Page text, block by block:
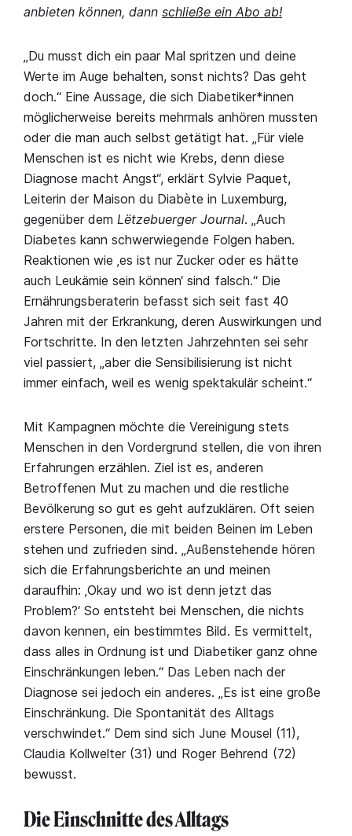
anbieten können, dann schließe ein Abo ab!
„Du musst dich ein paar Mal spritzen und deine
Werte im Auge behalten, sonst nichts? Das geht
doch.“ Eine Aussage, die sich Diabetiker*innen
möglicherweise bereits mehrmals anhören mussten
oder die man auch selbst getätigt hat. „Für viele
Menschen ist es nicht wie Krebs, denn diese
Diagnose macht Angst“, erklärt Sylvie Paquet,
Leiterin der Maison du Diabète in Luxemburg,
gegenüber dem Lëtzebuerger Journal. „Auch
Diabetes kann schwerwiegende Folgen haben.
Reaktionen wie ‚es ist nur Zucker oder es hätte
auch Leukämie sein können‘ sind falsch.“ Die
Ernährungsberaterin befasst sich seit fast 40
Jahren mit der Erkrankung, deren Auswirkungen und
Fortschritte. In den letzten Jahrzehnten sei sehr
viel passiert, „aber die Sensibilisierung ist nicht
immer einfach, weil es wenig spektakulär scheint.“
Mit Kampagnen möchte die Vereinigung stets
Menschen in den Vordergrund stellen, die von ihren
Erfahrungen erzählen. Ziel ist es, anderen
Betroffenen Mut zu machen und die restliche
Bevölkerung so gut es geht aufzuklären. Oft seien
erstere Personen, die mit beiden Beinen im Leben
stehen und zufrieden sind. „Außenstehende hören
sich die Erfahrungsberichte an und meinen
daraufhin: ‚Okay und wo ist denn jetzt das
Problem?‘ So entsteht bei Menschen, die nichts
davon kennen, ein bestimmtes Bild. Es vermittelt,
dass alles in Ordnung ist und Diabetiker ganz ohne
Einschränkungen leben.“ Das Leben nach der
Diagnose sei jedoch ein anderes. „Es ist eine große
Einschränkung. Die Spontanität des Alltags
verschwindet.“ Dem sind sich June Mousel (11),
Claudia Kollwelter (31) und Roger Behrend (72)
bewusst.
Die Einschnitte des Alltags